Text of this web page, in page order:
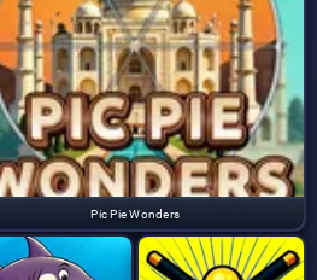
Pic Pie Wonders